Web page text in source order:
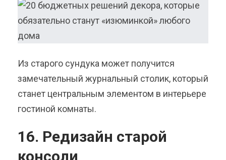
Из старого сундука может получится
замечательный журнальный столик, который
станет центральным элементом в интерьере
гостиной комнаты.
16. Редизайн старой
консоли